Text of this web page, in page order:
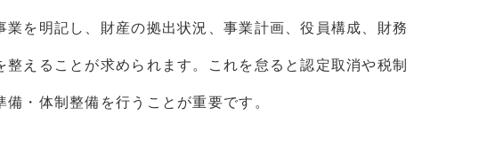
を明記し、財産の拠出状況、事業計画、役員構成、財務
えることが求められます。これを怠ると認定取消や税制
・体制整備を行うことが重要です。